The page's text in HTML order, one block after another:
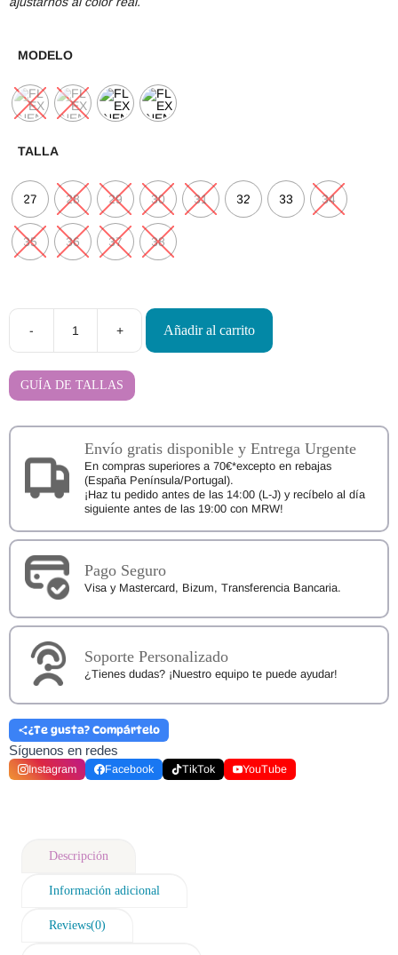
MODELO
TALLA
27 28 29 30 31 32 33 34
35 36 37 38
-
Sandalias
Respetuosas
+ Añadir al carrito
GUÍA DE TALLAS
Envío gratis disponible y Entrega Urgente
En compras superiores a 70€*excepto en rebajas
(España Península/Portugal).
¡Haz tu pedido antes de las 14:00 (L-J) y recíbelo al día
siguiente antes de las 19:00 con MRW!
Pago Seguro
Visa y Mastercard, Bizum, Transferencia Bancaria.
Soporte Personalizado
¿Tienes dudas? ¡Nuestro equipo te puede ayudar!
¿Te gusta? Compártelo
Síguenos en redes
Instagram Facebook TikTok YouTube
Descripción
Información adicional
Reviews(0)